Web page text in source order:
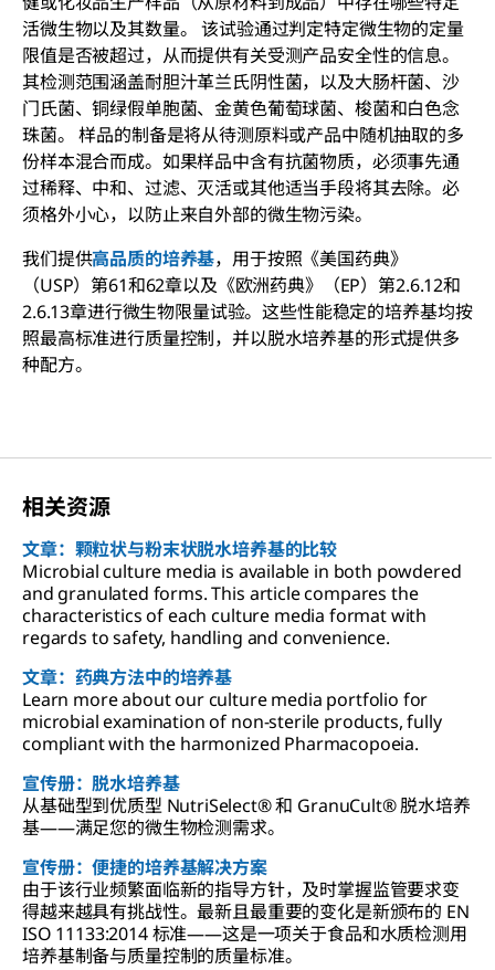
活微生物以及其数量。 该试验通过判定特定微生物的定量
限值是否被超过，从而提供有关受测产品安全性的信息。
其检测范围涵盖耐胆汁革兰氏阴性菌，以及大肠杆菌、沙
门氏菌、铜绿假单胞菌、金黄色葡萄球菌、梭菌和白色念
珠菌。 样品的制备是将从待测原料或产品中随机抽取的多
份样本混合而成。如果样品中含有抗菌物质，必须事先通
过稀释、中和、过滤、灭活或其他适当手段将其去除。必
须格外小心，以防止来自外部的微生物污染。
我们提供高品质的培养基，用于按照《美国药典》
（USP）第61和62章以及《欧洲药典》（EP）第2.6.12和
2.6.13章进行微生物限量试验。这些性能稳定的培养基均按
照最高标准进行质量控制，并以脱水培养基的形式提供多
种配方。
相关资源
文章：颗粒状与粉末状脱水培养基的比较
Microbial culture media is available in both powdered
and granulated forms. This article compares the
characteristics of each culture media format with
regards to safety, handling and convenience.
文章：药典方法中的培养基
Learn more about our culture media portfolio for
microbial examination of non-sterile products, fully
compliant with the harmonized Pharmacopoeia.
宣传册：脱水培养基
从基础型到优质型 NutriSelect® 和 GranuCult® 脱水培养
基——满足您的微生物检测需求。
宣传册：便捷的培养基解决方案
由于该行业频繁面临新的指导方针，及时掌握监管要求变
得越来越具有挑战性。最新且最重要的变化是新颁布的 EN
ISO 11133:2014 标准——这是一项关于食品和水质检测用
培养基制备与质量控制的质量标准。